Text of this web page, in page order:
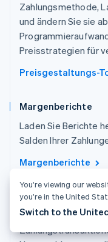
Zahlungsmethode,
und ändern Sie sie
Preisstrategien für
Preisgestaltungs-
Margenberichte
Laden Sie Berichte
Salden Ihrer
Margenberichte
Weitergabe der
Erheben Sie einen
You’re viewing our
you’re in the United
Switch to the